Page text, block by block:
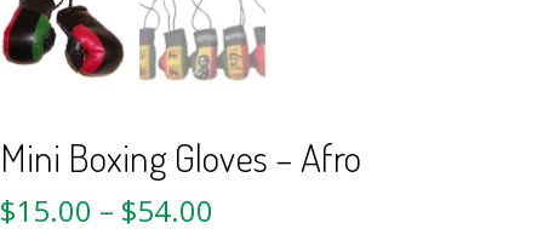
Mini Boxing Gloves – Afro
$15.00 – $54.00